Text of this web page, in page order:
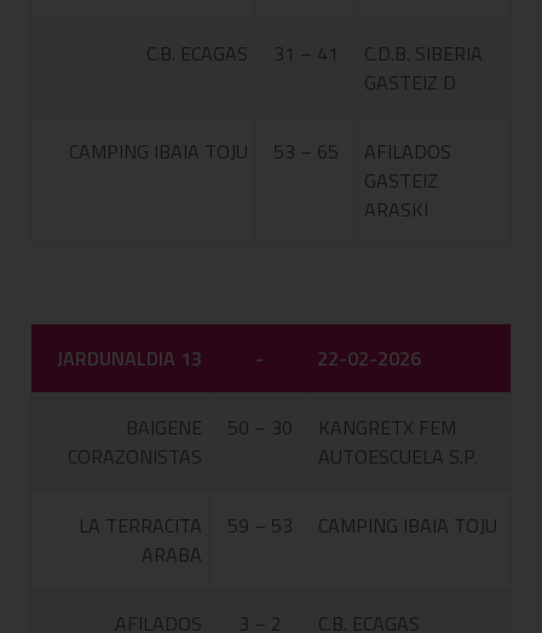
C.B. ECAGAS 31 – 41
C.D.B. SIBERIA
GASTEIZ D
CAMPING IBAIA TOJU 53 – 65
AFILADOS
GASTEIZ
ARASKI
JARDUNALDIA 13 - 22-02-2026
BAIGENE
CORAZONISTAS
50 – 30
KANGRETX FEM
AUTOESCUELA S.P.
LA TERRACITA
ARABA
59 – 53 CAMPING IBAIA TOJU
AFILADOS 3 – 2 C.B. ECAGAS